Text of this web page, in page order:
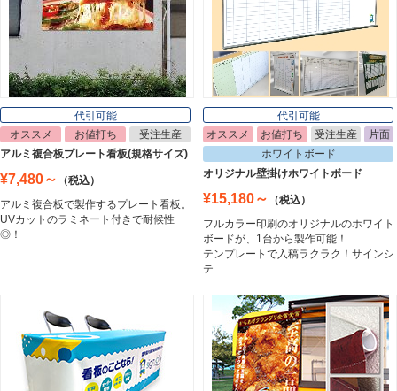
ポスターフレーム
Poster Frame
イーゼル
Easel
ホワイトボード
White Board
プレート看板
Plate Board
代引可能
オススメ
お値打ち
受注生産
アルミ複合板プレート看板(規格サイズ)
¥7,480～
（税込）
アルミ複合板で製作するプレート看板。
UVカットのラミネート付きで耐候性
◎！
代引可能
オススメ
お値打ち 受注生産
片面
ホワイトボード
オリジナル壁掛けホワイトボード
¥15,180～
（税込）
フルカラー印刷のオリジナルのホワイト
ボードが、1台から製作可能！
テンプレートで入稿ラクラク！サインシ
テ…